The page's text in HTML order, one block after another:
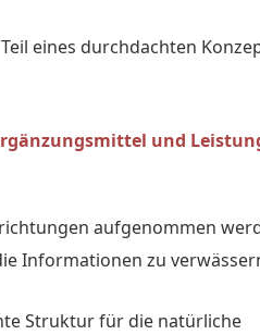
eines durchdachten
und
aufgenommen
Informationen zu
Struktur für die natürliche